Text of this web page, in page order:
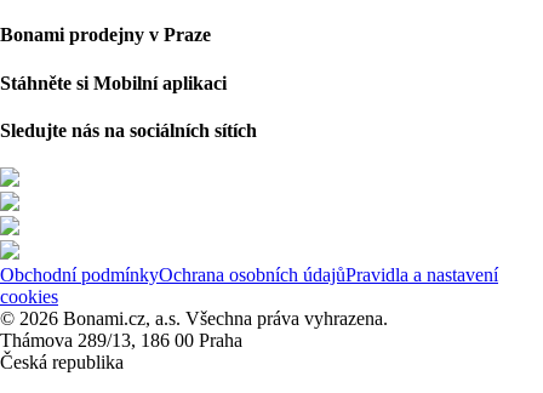
Bonami prodejny v Praze
Stáhněte si Mobilní aplikaci
Sledujte nás na sociálních sítích
Obchodní podmínkyOchrana osobních údajůPravidla a nastavení
cookies
© 2026 Bonami.cz, a.s. Všechna práva vyhrazena.
Thámova 289/13, 186 00 Praha
Česká republika